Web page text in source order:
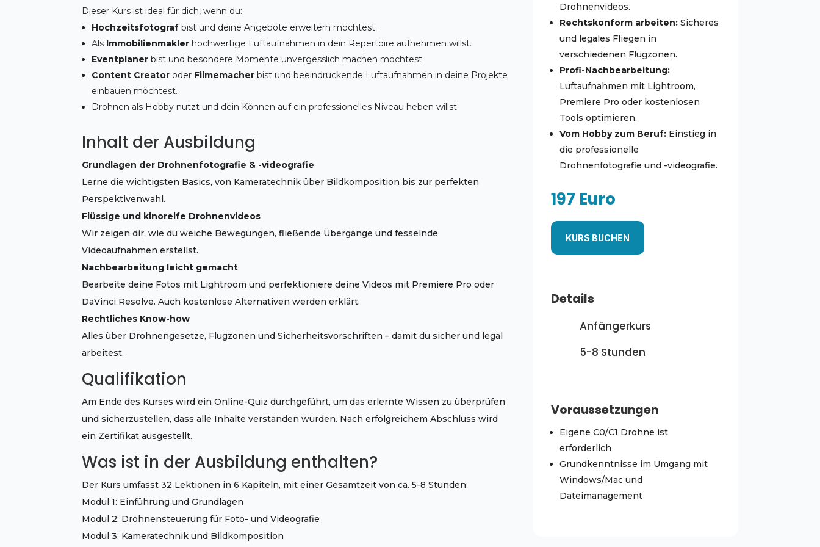
Dieser Kurs ist ideal für dich, wenn du:
Hochzeitsfotograf bist und deine Angebote erweitern möchtest.
Als Immobilienmakler hochwertige Luftaufnahmen in dein Repertoire aufnehmen willst.
Eventplaner bist und besondere Momente unvergesslich machen möchtest.
Content Creator oder Filmemacher bist und beeindruckende Luftaufnahmen in deine Projekte
einbauen möchtest.
Drohnen als Hobby nutzt und dein Können auf ein professionelles Niveau heben willst.
Inhalt der Ausbildung
Grundlagen der Drohnenfotografie & -videografie
Lerne die wichtigsten Basics, von Kameratechnik über Bildkomposition bis zur perfekten
Perspektivenwahl.
Flüssige und kinoreife Drohnenvideos
Wir zeigen dir, wie du weiche Bewegungen, fließende Übergänge und fesselnde
Videoaufnahmen erstellst.
Nachbearbeitung leicht gemacht
Bearbeite deine Fotos mit Lightroom und perfektioniere deine Videos mit Premiere Pro oder
DaVinci Resolve. Auch kostenlose Alternativen werden erklärt.
Rechtliches Know-how
Alles über Drohnengesetze, Flugzonen und Sicherheitsvorschriften – damit du sicher und legal
arbeitest.
Qualifikation
Am Ende des Kurses wird ein Online-Quiz durchgeführt, um das erlernte Wissen zu überprüfen
und sicherzustellen, dass alle Inhalte verstanden wurden. Nach erfolgreichem Abschluss wird
ein Zertifikat ausgestellt.
Was ist in der Ausbildung enthalten?
Der Kurs umfasst 32 Lektionen in 6 Kapiteln, mit einer Gesamtzeit von ca. 5-8 Stunden:
Modul 1: Einführung und Grundlagen
Modul 2: Drohnensteuerung für Foto- und Videografie
Modul 3: Kameratechnik und Bildkomposition
Drohnenvideos.
Rechtskonform arbeiten:Sicheres
und legales Fliegen in
verschiedenen Flugzonen.
Profi-Nachbearbeitung:
Luftaufnahmen mit Lightroom,
Premiere Pro oder kostenlosen
Tools optimieren.
Vom Hobby zum Beruf:Einstieg in
die professionelle
Drohnenfotografie und -videografie.
197 Euro
KURS BUCHEN
Details
Anfängerkurs
5-8 Stunden
Voraussetzungen
Eigene C0/C1 Drohne ist
erforderlich
Grundkenntnisse im Umgang mit
Windows/Mac und
Dateimanagement